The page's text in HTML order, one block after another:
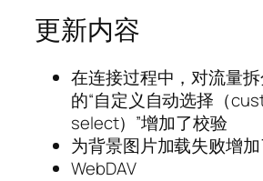
更新内容
在连接过程中，对流量
的“自定义自动选择（
select）”增加了校验
为背景图片加载失败增
WebDAV